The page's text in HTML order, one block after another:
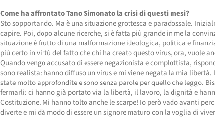
Come ha affrontato Tano Simonato la crisi di questi mesi?
Sto sopportando. Ma è una situazione grottesca e paradossale.
capire. Poi, dopo alcune ricerche, si è fatta più grande in me la
situazione è frutto di una malformazione ideologica, politica e
più certo in virtù del fatto che chi ha creato questo virus, ora, vuole
Quando vengo accusato di essere negazionista e complottista,
sono realista: hanno diffuso un virus e mi viene negata la mia libertà.
state molto approfondite e sono senza parole per quello che leggo.
fermarli: ci hanno già portato via la libertà, il lavoro, la dignità e
Costituzione. Mi hanno tolto anche le scarpe! Io però vado avanti
diverte e mi dà modo di essere un signore maturo con la voglia di